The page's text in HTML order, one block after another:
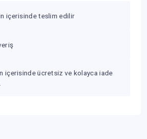
içerisinde teslim edilir
içerisinde ücretsiz ve kolayca iade